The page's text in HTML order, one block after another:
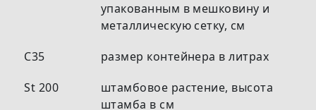
упакованным в мешковину и
металлическую сетку, см
С35
размер контейнера в литрах
St 200
штамбовое растение, высота
штамба в см